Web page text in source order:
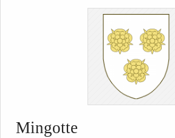
Mingotte